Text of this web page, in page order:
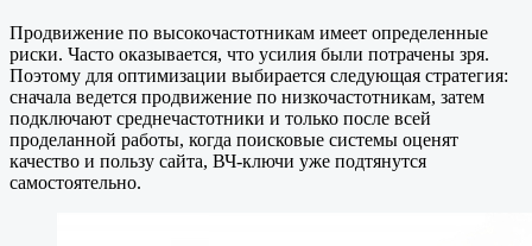
Продвижение по высокочастотникам имеет определенные
риски. Часто оказывается, что усилия были потрачены зря.
Поэтому для оптимизации выбирается следующая стратегия:
сначала ведется продвижение по низкочастотникам, затем
подключают среднечастотники и только после всей
проделанной работы, когда поисковые системы оценят
качество и пользу сайта, ВЧ-ключи уже подтянутся
самостоятельно.